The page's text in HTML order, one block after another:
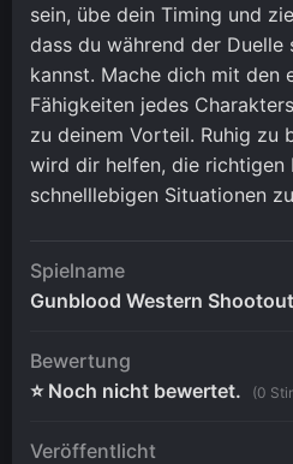
sein, übe dein Timing und
dass du während der Duelle
kannst. Mache dich mit den
Fähigkeiten jedes
zu deinem Vorteil. Ruhig zu
wird dir helfen, die richtigen
schnelllebigen Situationen
Spielname
Gunblood Western Shootout
Bewertung
⭐ Noch nicht bewertet.
(0
Veröffentlicht